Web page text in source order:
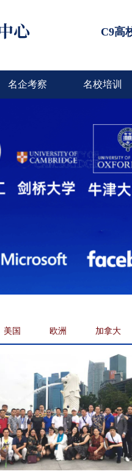
C9高
名企考察 名校培训
美国 欧洲 加拿大